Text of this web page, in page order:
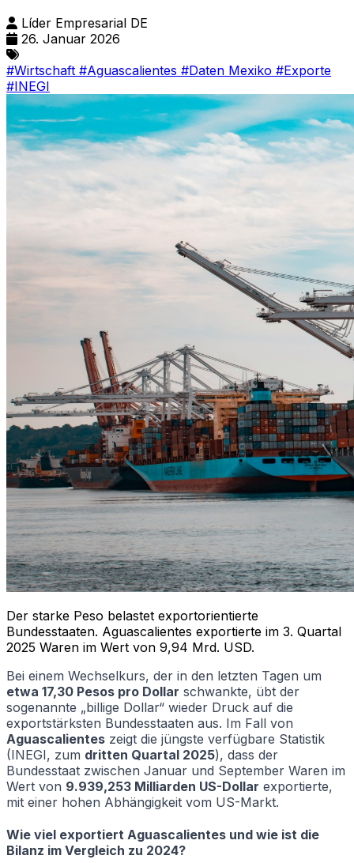
Líder Empresarial DE
26. Januar 2026
#Wirtschaft #Aguascalientes #Daten Mexiko #Exporte
#INEGI
Der starke Peso belastet exportorientierte
Bundesstaaten. Aguascalientes exportierte im 3. Quartal
2025 Waren im Wert von 9,94 Mrd. USD.
Bei einem Wechselkurs, der in den letzten Tagen um
etwa 17,30 Pesos pro Dollar schwankte, übt der
sogenannte „billige Dollar“ wieder Druck auf die
exportstärksten Bundesstaaten aus. Im Fall von
Aguascalientes zeigt die jüngste verfügbare Statistik
(INEGI, zum dritten Quartal 2025), dass der
Bundesstaat zwischen Januar und September Waren im
Wert von 9.939,253 Milliarden US-Dollar exportierte,
mit einer hohen Abhängigkeit vom US-Markt.
Wie viel exportiert Aguascalientes und wie ist die
Bilanz im Vergleich zu 2024?